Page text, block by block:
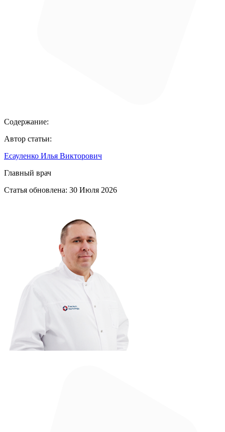
Содержание:
Автор статьи:
Есауленко Илья Викторович
Главный врач
Статья обновлена: 30 Июля 2026